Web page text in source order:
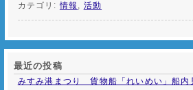
カテゴリ:情報 , 活動
最近の投稿
みすみ港まつり 貨物船「れいめい」船内